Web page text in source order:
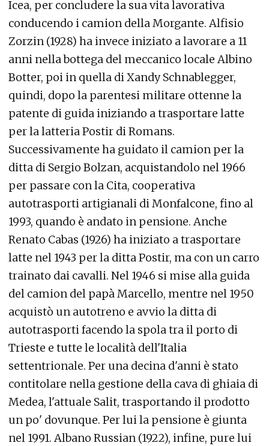
Icea, per concludere la sua vita lavorativa
conducendo i camion della Morgante. Alfisio
Zorzin (1928) ha invece iniziato a lavorare a 11
anni nella bottega del meccanico locale Albino
Botter, poi in quella di Xandy Schnablegger,
quindi, dopo la parentesi militare ottenne la
patente di guida iniziando a trasportare latte
per la latteria Postir di Romans.
Successivamente ha guidato il camion per la
ditta di Sergio Bolzan, acquistandolo nel 1966
per passare con la Cita, cooperativa
autotrasporti artigianali di Monfalcone, fino al
1993, quando è andato in pensione. Anche
Renato Cabas (1926) ha iniziato a trasportare
latte nel 1943 per la ditta Postir, ma con un carro
trainato dai cavalli. Nel 1946 si mise alla guida
del camion del papà Marcello, mentre nel 1950
acquistò un autotreno e avvio la ditta di
autotrasporti facendo la spola tra il porto di
Trieste e tutte le località dell'Italia
settentrionale. Per una decina d'anni è stato
contitolare nella gestione della cava di ghiaia di
Medea, l'attuale Salit, trasportando il prodotto
un po' dovunque. Per lui la pensione è giunta
nel 1991. Albano Russian (1922), infine, pure lui